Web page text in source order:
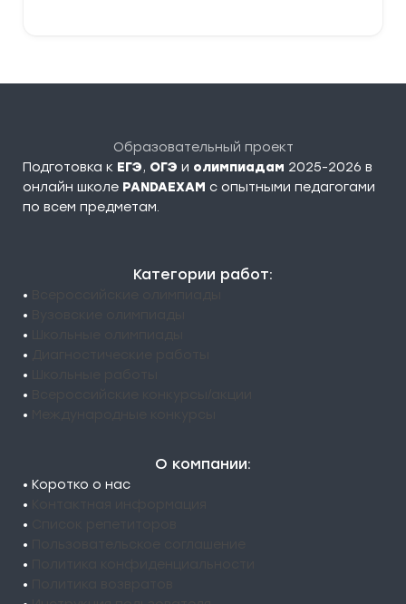
Образовательный проект
Подготовка к ЕГЭ, ОГЭ и олимпиадам 2025-2026 в
онлайн школе PANDAEXAM c опытными педагогами
по всем предметам.
Категории работ:
•
•
•
•
•
•
•
О компании:
• Коротко о нас
•
•
•
•
•